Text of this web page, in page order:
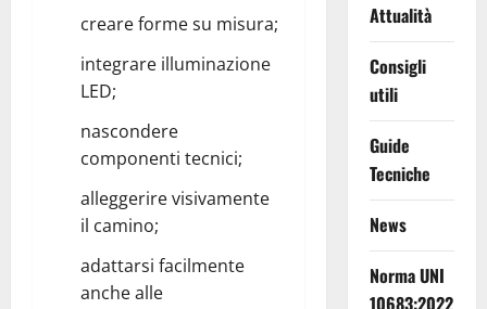
creare forme su misura;
integrare illuminazione
LED;
nascondere
componenti tecnici;
alleggerire visivamente
il camino;
adattarsi facilmente
anche alle
Attualità
Consigli
utili
Guide
Tecniche
News
Norma UNI
10683:2022